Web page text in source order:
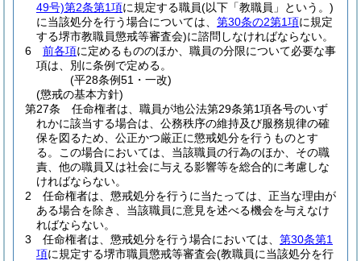
49号)第2条第1項に規定する職員(以下「教職員」という。)
に当該処分を行う場合については、 第30条の2第1項に規定
する堺市教職員懲戒等審査会)に諮問しなければならない。
6
前各項に定めるもののほか、職員の分限について必要な事
項は、別に条例で定める。
(平28条例51・一改)
(懲戒の基本方針)
第27条
任命権者は、職員が地公法第29条第1項各号のいず
れかに該当する場合は、公務秩序の維持及び服務規律の確
保を図るため、公正かつ厳正に懲戒処分を行うものとす
る。
この場合においては、当該職員の行為のほか、その職
責、他の職員又は社会に与える影響等を総合的に考慮しな
ければならない。
2
任命権者は、懲戒処分を行うに当たっては、正当な理由が
ある場合を除き、当該職員に意見を述べる機会を与えなけ
ればならない。
3
任命権者は、懲戒処分を行う場合においては、 第30条第1
項に規定する堺市職員懲戒等審査会(教職員に当該処分を行